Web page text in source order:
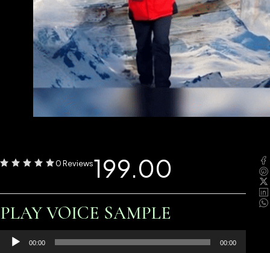
0 Reviews199.00
PLAY VOICE SAMPLE
Audio
Player
00:00 00:00